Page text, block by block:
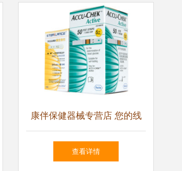
康伴保健器械专营店 您的线
上健康管家，京东安心之选
查看详情